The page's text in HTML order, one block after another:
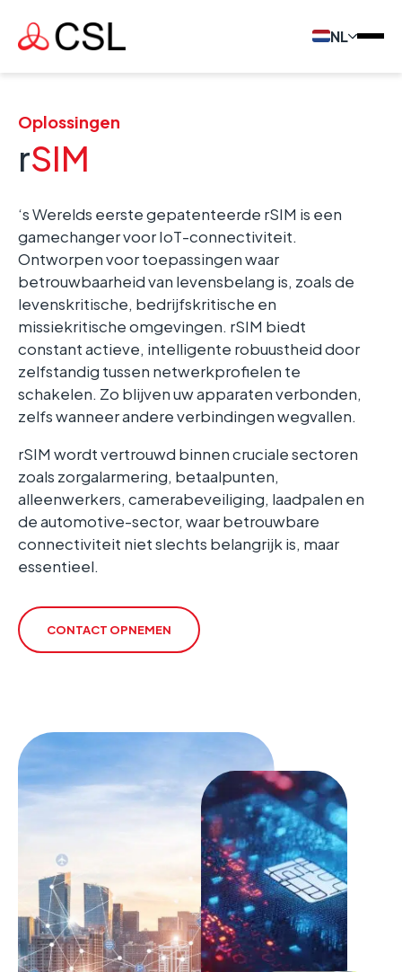
NL
Oplossingen
rSIM
‘s Werelds eerste gepatenteerde rSIM is een
gamechanger voor IoT-connectiviteit.
Ontworpen voor toepassingen waar
betrouwbaarheid van levensbelang is, zoals de
levenskritische, bedrijfskritische en
missiekritische omgevingen. rSIM biedt
constant actieve, intelligente robuustheid door
zelfstandig tussen netwerkprofielen te
schakelen. Zo blijven uw apparaten verbonden,
zelfs wanneer andere verbindingen wegvallen.
rSIM wordt vertrouwd binnen cruciale sectoren
zoals zorgalarmering, betaalpunten,
alleenwerkers, camerabeveiliging, laadpalen en
de automotive-sector, waar betrouwbare
connectiviteit niet slechts belangrijk is, maar
essentieel.
CONTACT OPNEMEN